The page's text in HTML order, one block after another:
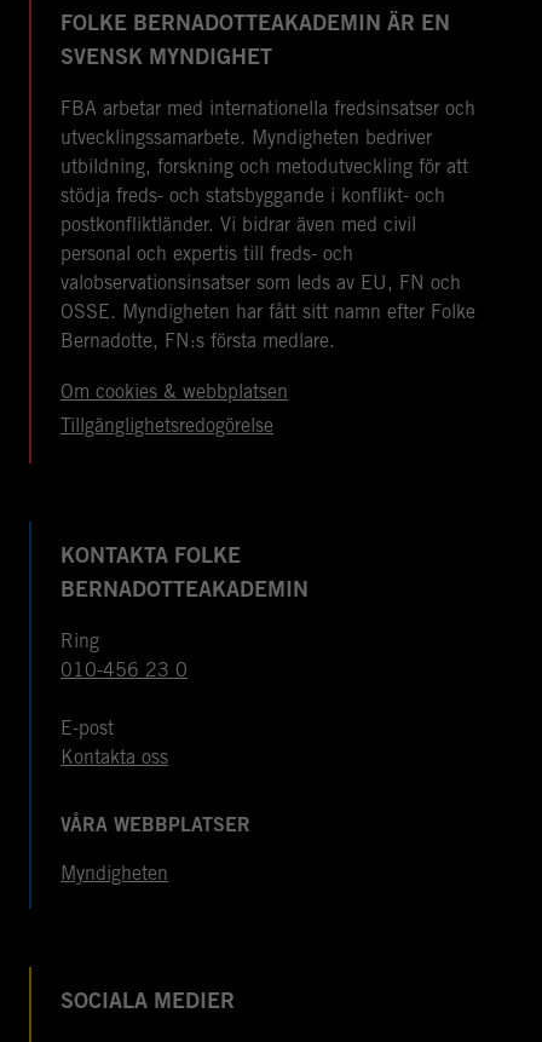
FOLKE BERNADOTTEAKADEMIN ÄR EN
SVENSK MYNDIGHET
FBA arbetar med internationella fredsinsatser och
utvecklingssamarbete. Myndigheten bedriver
utbildning, forskning och metodutveckling för att
stödja freds- och statsbyggande i konflikt- och
postkonfliktländer. Vi bidrar även med civil
personal och expertis till freds- och
valobservationsinsatser som leds av EU, FN och
OSSE. Myndigheten har fått sitt namn efter Folke
Bernadotte, FN:s första medlare.
Om cookies & webbplatsen
Tillgänglighetsredogörelse
KONTAKTA FOLKE
BERNADOTTEAKADEMIN
Ring
010-456 23 0
E-post
Kontakta oss
VÅRA WEBBPLATSER
Myndigheten
SOCIALA MEDIER